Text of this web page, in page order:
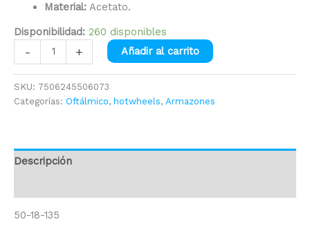
Material:Acetato.
Disponibilidad: 260 disponibles
- + Añadir al carrito
SKU: 7506245506073
Categorías: Oftálmico, hotwheels, Armazones
Descripción
50-18-135